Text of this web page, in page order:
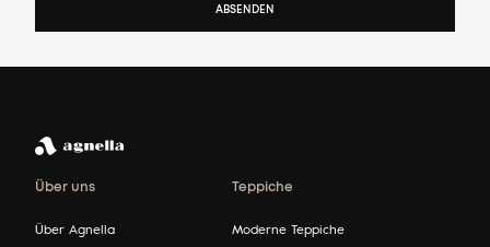
ABSENDEN
Über uns
Über Agnella
Teppiche
Moderne Teppiche